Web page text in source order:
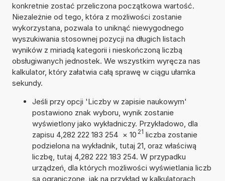
konkretnie zostać przeliczona początkowa wartość.
Niezależnie od tego, która z możliwości zostanie
wykorzystana, pozwala to uniknąć niewygodnego
wyszukiwania stosownej pozycji na długich listach
wyników z miriadą kategorii i nieskończoną liczbą
obsługiwanych jednostek. We wszystkim wyręcza nas
kalkulator, który załatwia całą sprawę w ciągu ułamka
sekundy.
Jeśli przy opcji 'Liczby w zapisie naukowym'
postawiono znak wyboru, wynik zostanie
wyświetlony jako wykładniczy. Przykładowo, dla
zapisu 4,282 222 183 254 × 10 21 liczba zostanie
podzielona na wykładnik, tutaj 21, oraz właściwą
liczbę, tutaj 4,282 222 183 254. W przypadku
urządzeń, dla których możliwości wyświetlania liczb
są ograniczone, jak na przykład w kalkulatorach